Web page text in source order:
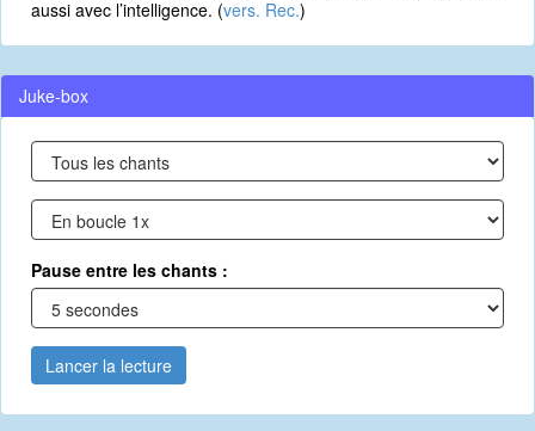
aussi avec l’intelligence. (vers. Rec.)
Juke-box
Pause entre les chants :
Lancer la lecture